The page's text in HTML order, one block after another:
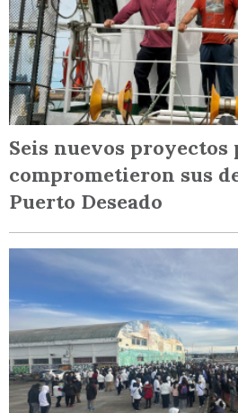
Seis nuevos proyectos
comprometieron sus
Puerto Deseado